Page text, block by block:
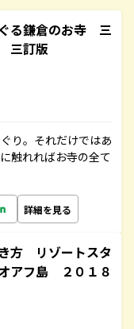
る鎌倉のお寺 三
三訂版
り。それだけではあ
触れればお寺の全て
詳細を見る
方 リゾートスタ
アフ島 ２０１８